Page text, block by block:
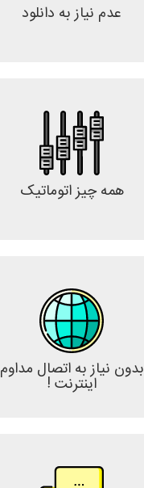
عدم نیاز به دانلود
همه چیز اتوماتیک
بدون نیاز به اتصال مداوم
اینترنت !